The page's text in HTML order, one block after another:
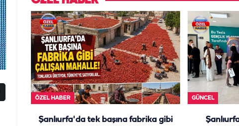
ÖZEL HABER
Şanlıurfa'da tek başına fabrika gibi
GÜNCEL